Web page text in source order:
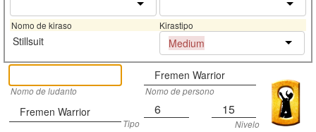
Nomo de kiraso Kirastipo
Stillsuit Medium
Fremen Warrior
Nomo de ludanto Nomo de persono
Fremen Warrior 6 15
Tipo
Nivelo